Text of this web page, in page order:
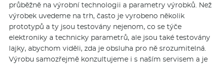
průběžně na výrobní technologii a parametry výrobků. Než
výrobek uvedeme na trh, často je vyrobeno několik
prototypů a ty jsou testovány nejenom, co se týče
elektroniky a technicky parametrů, ale jsou také testovány
lajky, abychom viděli, zda je obsluha pro ně srozumitelná.
Výrobu samozřejmě konzultujeme i s naším servisem a je